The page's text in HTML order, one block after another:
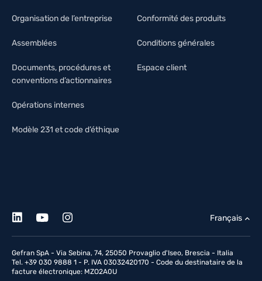
Organisation de l’entreprise
Assemblées
Documents, procédures et
conventions d’actionnaires
Opérations internes
Modèle 231 et code d’éthique
Conformité des produits
Conditions générales
Espace client
Gefran SpA - Via Sebina, 74, 25050 Provaglio d'Iseo, Brescia - Italia
Tel. +39 030 9888 1 - P. IVA 03032420170 - Code du destinataire de la
facture électronique: MZO2A0U
Français